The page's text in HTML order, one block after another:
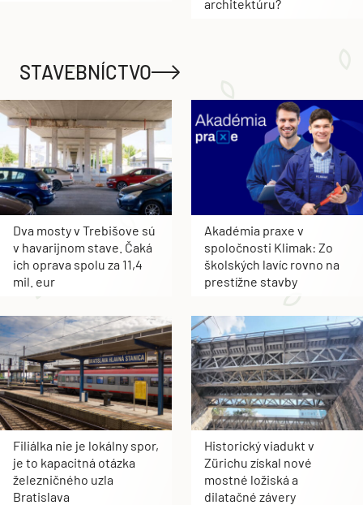
architektúru?
STAVEBNÍCTVO
Dva mosty v Trebišove sú
v havarijnom stave. Čaká
ich oprava spolu za 11,4
mil. eur
Akadémia praxe v
spoločnosti Klimak: Zo
školských lavíc rovno na
prestížne stavby
Filiálka nie je lokálny spor,
je to kapacitná otázka
železničného uzla
Bratislava
Historický viadukt v
Zürichu získal nové
mostné ložiská a
dilatačné závery